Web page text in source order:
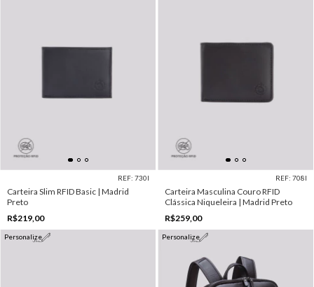
REF: 730I
Carteira Slim RFID Basic | Madrid
Preto
R$219,00
REF: 708I
Carteira Masculina Couro RFID
Clássica Niqueleira | Madrid Preto
R$259,00
Personalize Personalize